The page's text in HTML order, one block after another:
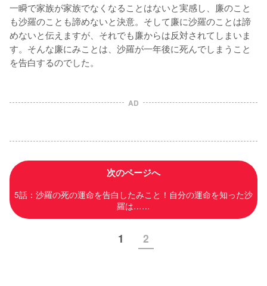
一瞬で家族が家族でなくなることはないと実感し、廉のこと
も沙羅のことも諦めないと決意。そして廉に沙羅のことは諦
めないと伝えますが、それでも廉からは反対されてしまいま
す。そんな廉にみことは、沙羅が一年後に死んでしまうこと
を告白するのでした。
AD
次のページへ
5話：沙羅の死の運命を告白したみこと！自分の運命を知った沙
羅は……
1 2